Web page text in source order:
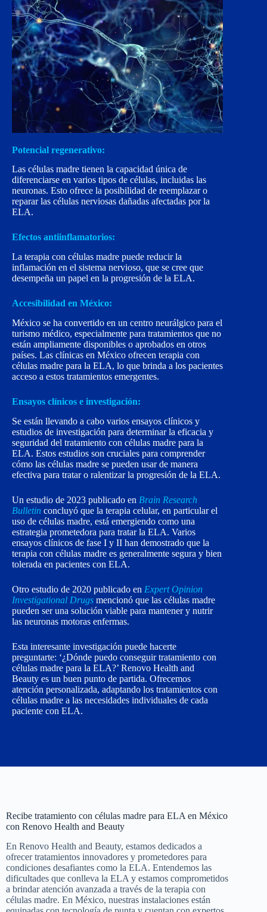
Potencial regenerativo:
Las células madre tienen la capacidad única de
diferenciarse en varios tipos de células, incluidas las
neuronas. Esto ofrece la posibilidad de reemplazar o
reparar las células nerviosas dañadas afectadas por la
ELA.
Efectos antiinflamatorios:
La terapia con células madre puede reducir la
inflamación en el sistema nervioso, que se cree que
desempeña un papel en la progresión de la ELA.
Accesibilidad en México:
México se ha convertido en un centro neurálgico para el
turismo médico, especialmente para tratamientos que no
están ampliamente disponibles o aprobados en otros
países. Las clínicas en México ofrecen terapia con
células madre para la ELA, lo que brinda a los pacientes
acceso a estos tratamientos emergentes.
Ensayos clínicos e investigación:
Se están llevando a cabo varios ensayos clínicos y
estudios de investigación para determinar la eficacia y
seguridad del tratamiento con células madre para la
ELA. Estos estudios son cruciales para comprender
cómo las células madre se pueden usar de manera
efectiva para tratar o ralentizar la progresión de la ELA.
Un estudio de 2023 publicado en Brain Research
Bulletin concluyó que la terapia celular, en particular el
uso de células madre, está emergiendo como una
estrategia prometedora para tratar la ELA. Varios
ensayos clínicos de fase I y II han demostrado que la
terapia con células madre es generalmente segura y bien
tolerada en pacientes con ELA.
Otro estudio de 2020 publicado en Expert Opinion
Investigational Drugs mencionó que las células madre
pueden ser una solución viable para mantener y nutrir
las neuronas motoras enfermas.
Esta interesante investigación puede hacerte
preguntarte: ‘¿Dónde puedo conseguir tratamiento con
células madre para la ELA?’ Renovo Health and
Beauty es un buen punto de partida. Ofrecemos
atención personalizada, adaptando los tratamientos con
células madre a las necesidades individuales de cada
paciente con ELA.
Recibe tratamiento con células madre para ELA en México
con Renovo Health and Beauty
En Renovo Health and Beauty, estamos dedicados a
ofrecer tratamientos innovadores y prometedores para
condiciones desafiantes como la ELA. Entendemos las
dificultades que conlleva la ELA y estamos comprometidos
a brindar atención avanzada a través de la terapia con
células madre. En México, nuestras instalaciones están